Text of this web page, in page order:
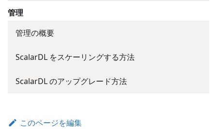
管理
管理の概要
ScalarDL をスケーリングする方法
ScalarDL のアップグレード方法
このページを編集